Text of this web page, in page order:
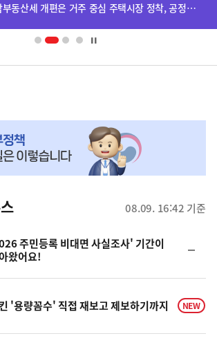
(보도설명) 금번 종합부동산세 개편은 거주 중심 주택시장 정착, 공정과세 및 과세형평 제고를 위한 것입니다.
08.09. 16:42 기준
주민등록 비대면 사실조사' 기간이
왔어요!
일
'용량꼼수' 직접 재보고 제보하기까지 NEW